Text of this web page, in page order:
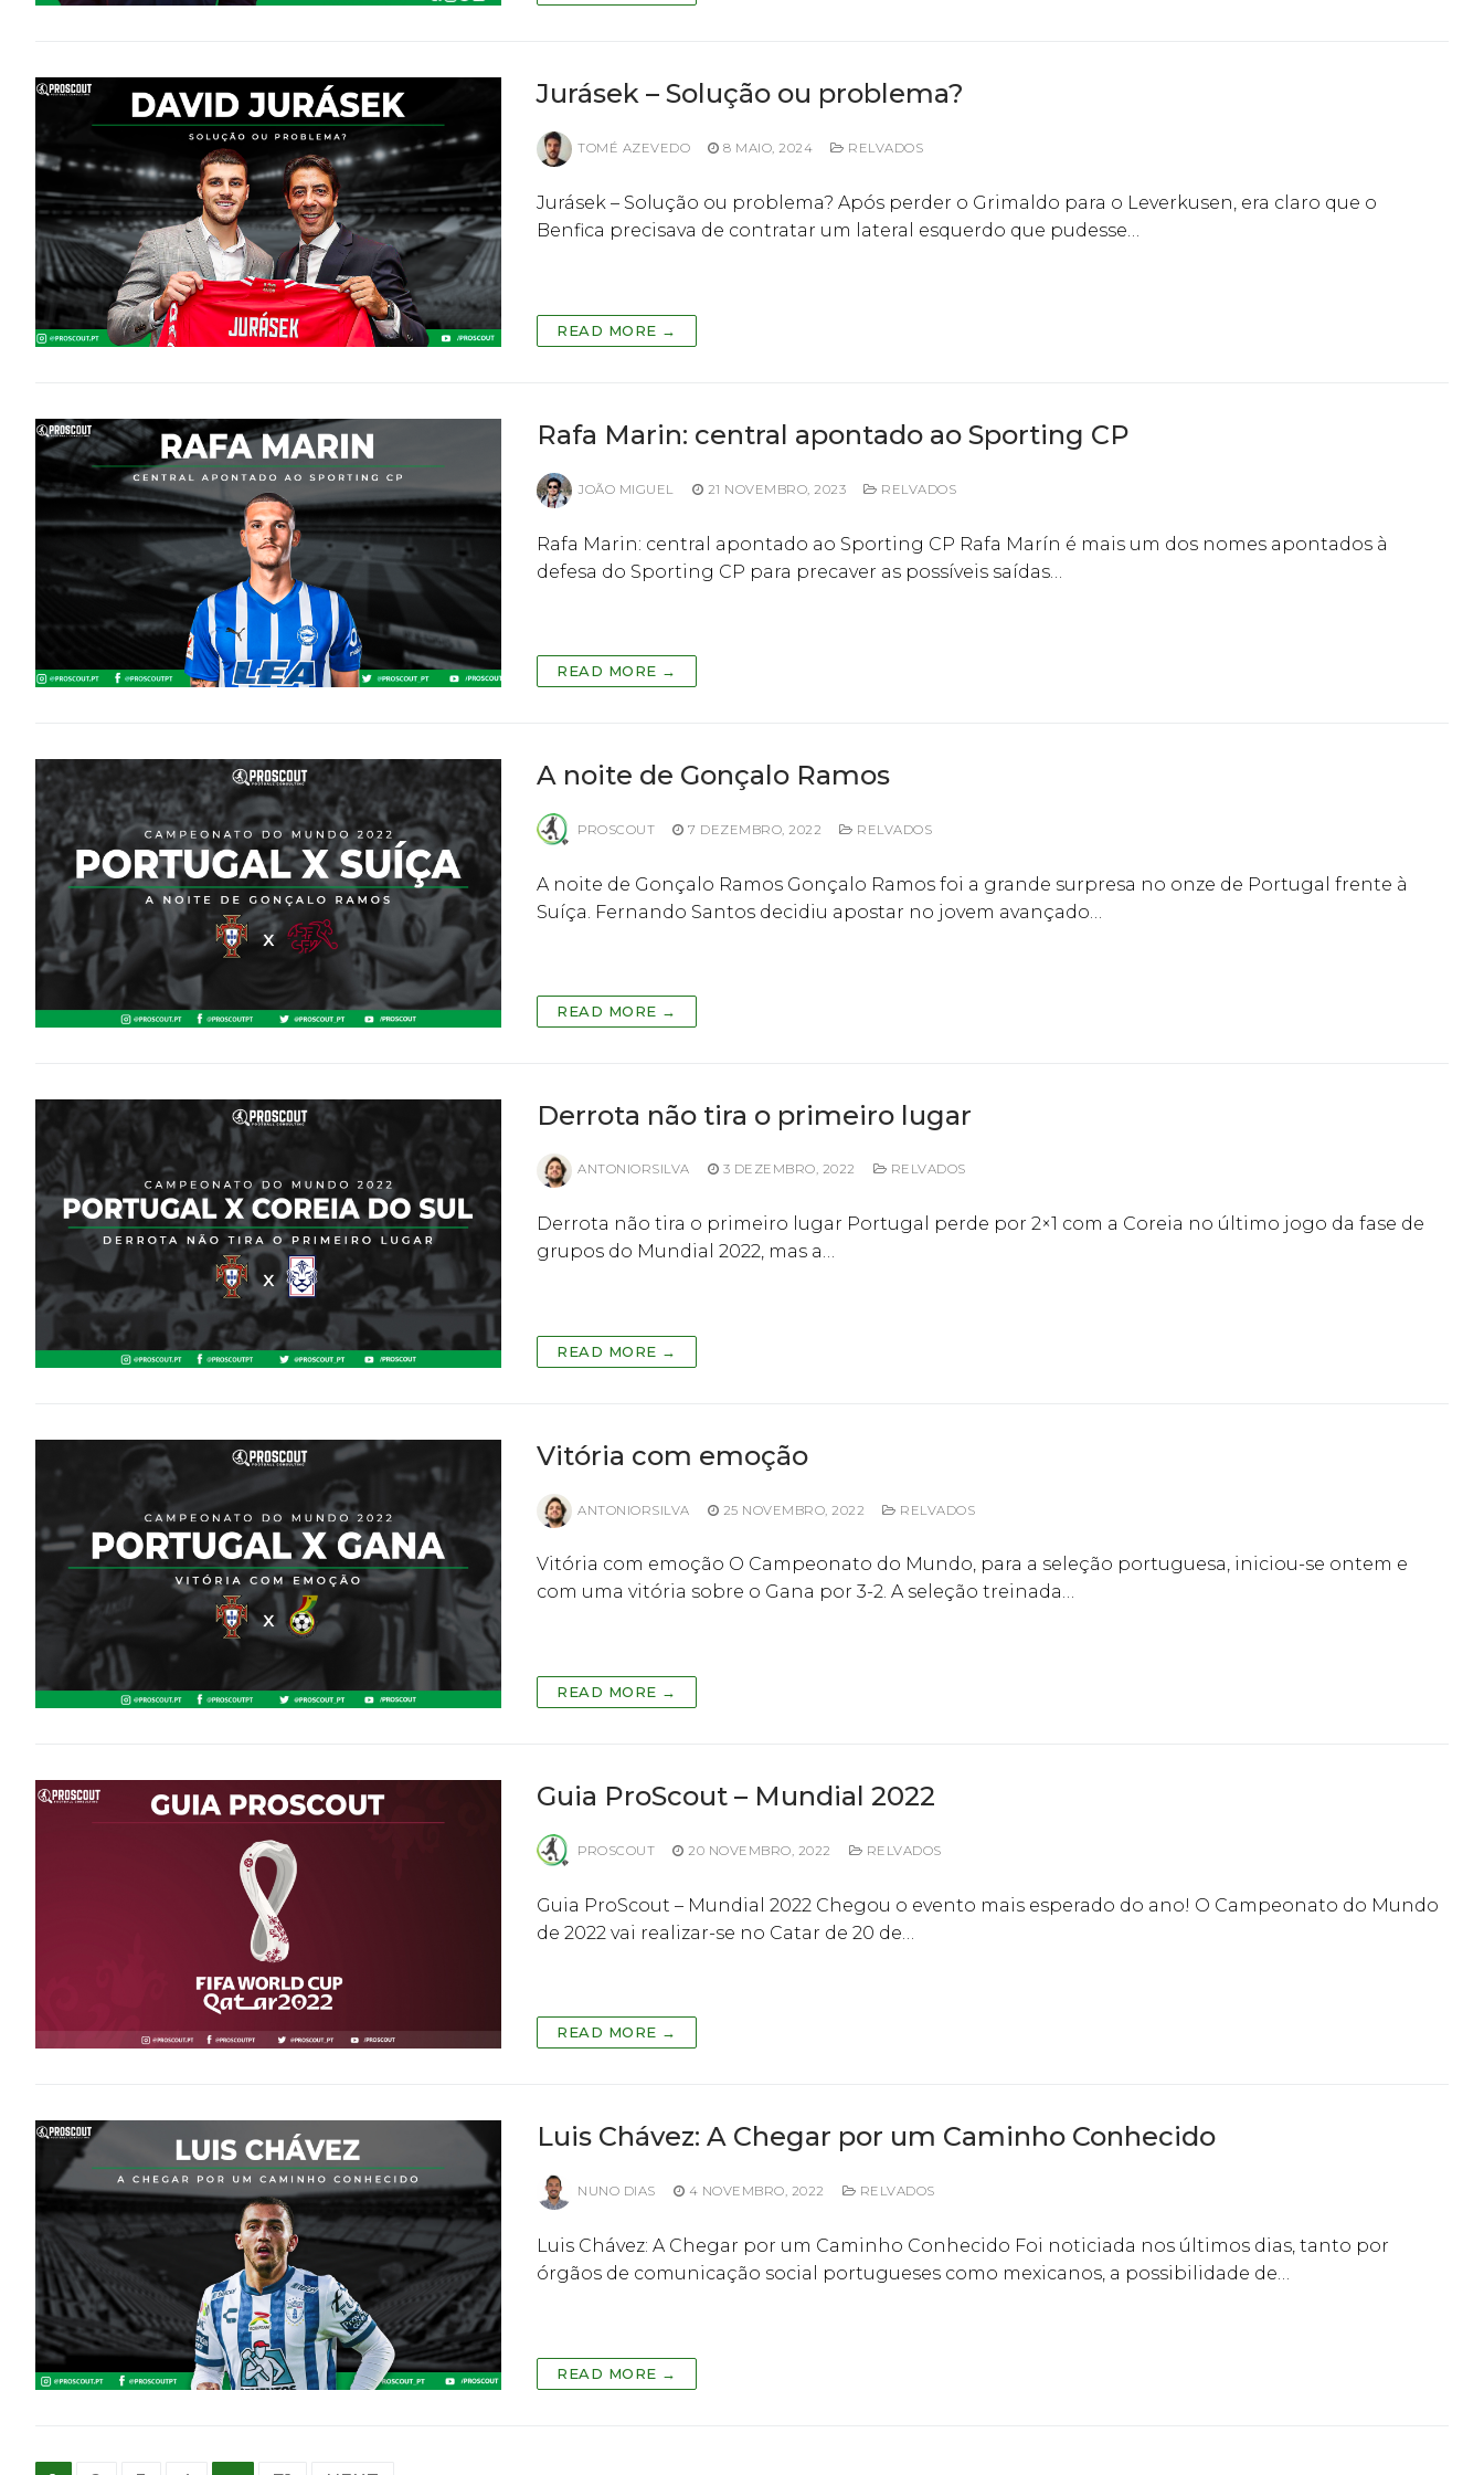
Jurásek – Solução ou problema?
TOMÉ AZEVEDO 8 MAIO, 2024 RELVADOS
Jurásek – Solução ou problema? Após perder o Grimaldo para o Leverkusen, era claro que o
Benfica precisava de contratar um lateral esquerdo que pudesse…
READ MORE →
Rafa Marin: central apontado ao Sporting CP
JOÃO MIGUEL 21 NOVEMBRO, 2023 RELVADOS
Rafa Marin: central apontado ao Sporting CP Rafa Marín é mais um dos nomes apontados à
defesa do Sporting CP para precaver as possíveis saídas…
READ MORE →
A noite de Gonçalo Ramos
PROSCOUT 7 DEZEMBRO, 2022 RELVADOS
A noite de Gonçalo Ramos Gonçalo Ramos foi a grande surpresa no onze de Portugal frente à
Suíça. Fernando Santos decidiu apostar no jovem avançado…
READ MORE →
Derrota não tira o primeiro lugar
ANTONIORSILVA 3 DEZEMBRO, 2022 RELVADOS
Derrota não tira o primeiro lugar Portugal perde por 2×1 com a Coreia no último jogo da fase de
grupos do Mundial 2022, mas a…
READ MORE →
Vitória com emoção
ANTONIORSILVA 25 NOVEMBRO, 2022 RELVADOS
Vitória com emoção O Campeonato do Mundo, para a seleção portuguesa, iniciou-se ontem e
com uma vitória sobre o Gana por 3-2. A seleção treinada…
READ MORE →
Guia ProScout – Mundial 2022
PROSCOUT 20 NOVEMBRO, 2022 RELVADOS
Guia ProScout – Mundial 2022 Chegou o evento mais esperado do ano! O Campeonato do Mundo
de 2022 vai realizar-se no Catar de 20 de…
READ MORE →
Luis Chávez: A Chegar por um Caminho Conhecido
NUNO DIAS 4 NOVEMBRO, 2022 RELVADOS
Luis Chávez: A Chegar por um Caminho Conhecido Foi noticiada nos últimos dias, tanto por
órgãos de comunicação social portugueses como mexicanos, a possibilidade de…
READ MORE →